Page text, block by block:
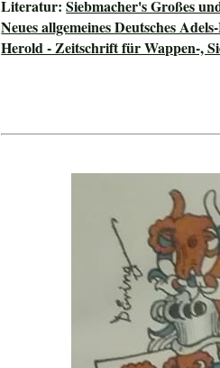
Literatur:Siebmacher's Großes
Neues allgemeines Deutsches
Herold - Zeitschrift für Wappen-,